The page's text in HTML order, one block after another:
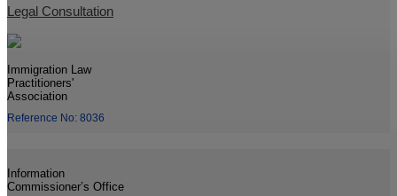
Legal Consultation
Immigration Law
Practitioners'
Association
Reference No: 8036
Information
Commissioner’s Office